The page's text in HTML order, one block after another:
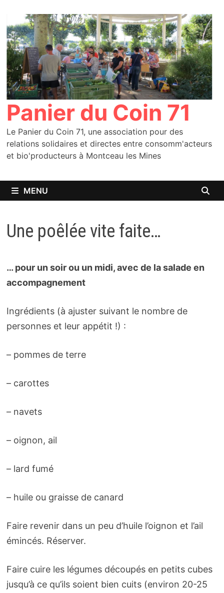
contenu
Panier du Coin 71
Le Panier du Coin 71, une association pour des
relations solidaires et directes entre consomm'acteurs
et bio'producteurs à Montceau les Mines
MENU
Une poêlée vite faite…
… pour un soir ou un midi, avec de la salade en
accompagnement
Ingrédients (à ajuster suivant le nombre de
personnes et leur appétit !) :
– pommes de terre
– carottes
– navets
– oignon, ail
– lard fumé
– huile ou graisse de canard
Faire revenir dans un peu d’huile l’oignon et l’ail
émincés. Réserver.
Faire cuire les légumes découpés en petits cubes
jusqu’à ce qu’ils soient bien cuits (environ 20-25